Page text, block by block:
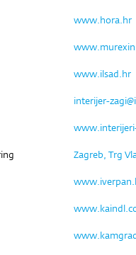
www.hora.hr
www.ilsad.hr
interijer-
Zagreb, Trg